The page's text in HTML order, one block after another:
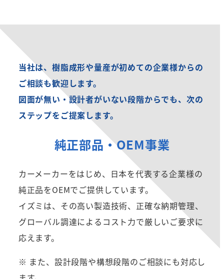
当社は、樹脂成形や量産が初めての企業様からの
ご相談も歓迎します。
図面が無い・設計者がいない段階からでも、次の
ステップをご提案します。
純正部品・OEM事業
カーメーカーをはじめ、日本を代表する企業様の
純正品をOEMでご提供しています。
イズミは、その高い製造技術、正確な納期管理、
グローバル調達によるコスト力で厳しいご要求に
応えます。
※ また、設計段階や構想段階のご相談にも対応し